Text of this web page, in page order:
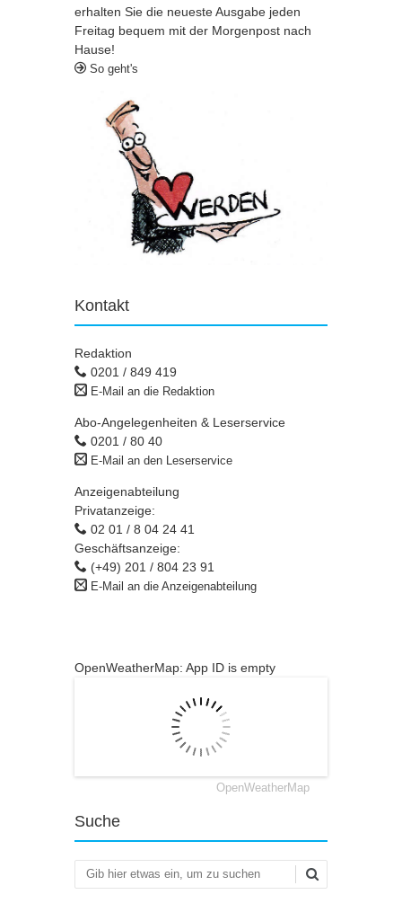
erhalten Sie die neueste Ausgabe jeden
Freitag bequem mit der Morgenpost nach
Hause!
So geht's
Kontakt
Redaktion
0201 / 849 419
E-Mail an die Redaktion
Abo-Angelegenheiten & Leserservice
0201 / 80 40
E-Mail an den Leserservice
Anzeigenabteilung
Privatanzeige:
02 01 / 8 04 24 41
Geschäftsanzeige:
(+49) 201 / 804 23 91
E-Mail an die Anzeigenabteilung
OpenWeatherMap: App ID is empty
OpenWeatherMap
Suche
Suchen